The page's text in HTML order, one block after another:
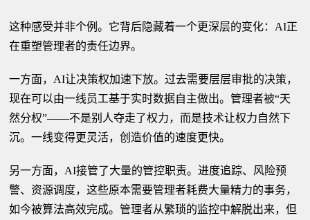
这种感受并非个例。它背后隐藏着一个更深层的变化：AI正
在重塑管理者的责任边界。
一方面，AI让决策权加速下放。过去需要层层审批的决策，
现在可以由一线员工基于实时数据自主做出。管理者被“天
然分权”——不是别人夺走了权力，而是技术让权力自然下
沉。一线变得更灵活，创造价值的速度更快。
另一方面，AI接管了大量的管控职责。进度追踪、风险预
警、资源调度，这些原本需要管理者耗费大量精力的事务，
如今被算法高效完成。管理者从繁琐的监控中解脱出来，但